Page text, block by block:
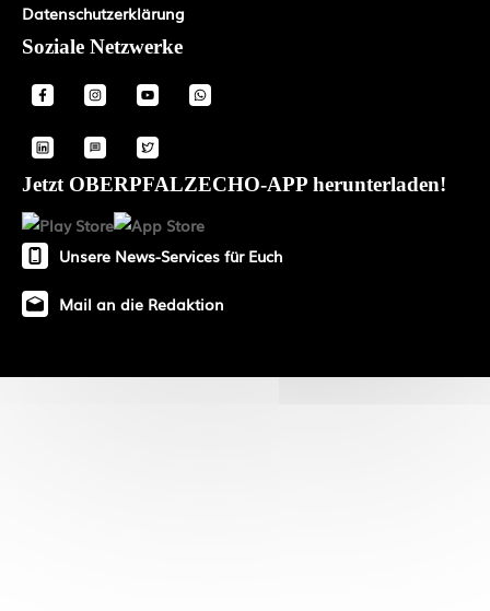
Datenschutzerklärung
Soziale Netzwerke
Jetzt OBERPFALZECHO-APP herunterladen!
Unsere News-Services für Euch
Mail an die Redaktion